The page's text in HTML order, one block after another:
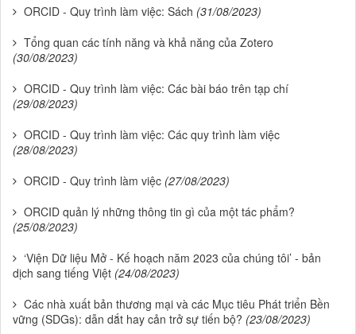
ORCID - Quy trình làm việc: Sách (31/08/2023)
Tổng quan các tính năng và khả năng của Zotero
(30/08/2023)
ORCID - Quy trình làm việc: Các bài báo trên tạp chí
(29/08/2023)
ORCID - Quy trình làm việc: Các quy trình làm việc
(28/08/2023)
ORCID - Quy trình làm việc (27/08/2023)
ORCID quản lý những thông tin gì của một tác phẩm?
(25/08/2023)
‘Viện Dữ liệu Mở - Kế hoạch năm 2023 của chúng tôi’ - bản
dịch sang tiếng Việt (24/08/2023)
Các nhà xuất bản thương mại và các Mục tiêu Phát triển Bền
vững (SDGs): dẫn dắt hay cản trở sự tiến bộ? (23/08/2023)